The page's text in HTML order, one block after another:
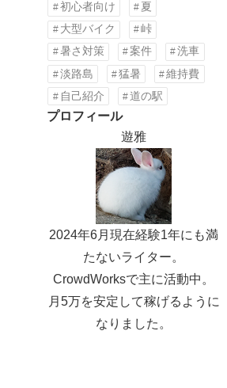
初心者向け
夏
大型バイク
峠
暑さ対策
案件
洗車
淡路島
猛暑
維持費
自己紹介
道の駅
プロフィール
遊雅
2024年6月現在経験1年にも満
たないライター。
CrowdWorksで主に活動中。
月5万を安定して稼げるように
なりました。